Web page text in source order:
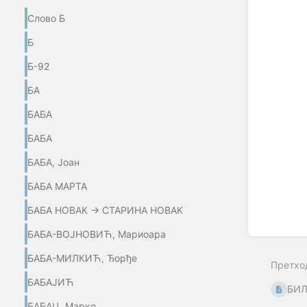
Слово Б
Б
Б-92
БА
БАБА
БАБА
БАБА, Јоан
БАБА МАРТА
БАБА НОВАК → СТАРИНА НОВАК
БАБА-ВОЈНОВИЋ, Мариоара
БАБА-МИЛКИЋ, Ђорђе
БАБАЈИЋ